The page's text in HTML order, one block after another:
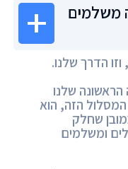
משלמים
הדרך שלנו.
הראשונה שלנו
הזה, הוא
שחלק
ומשלמים